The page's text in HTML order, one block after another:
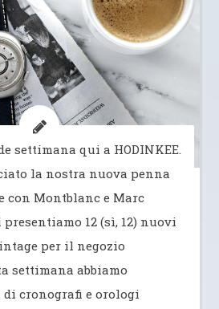
settimana qui a HODINKEE.
la nostra nuova penna
con Montblanc e Marc
12 (sì, 12) nuovi
per il negozio
settimana abbiamo
di cronografi e orologi